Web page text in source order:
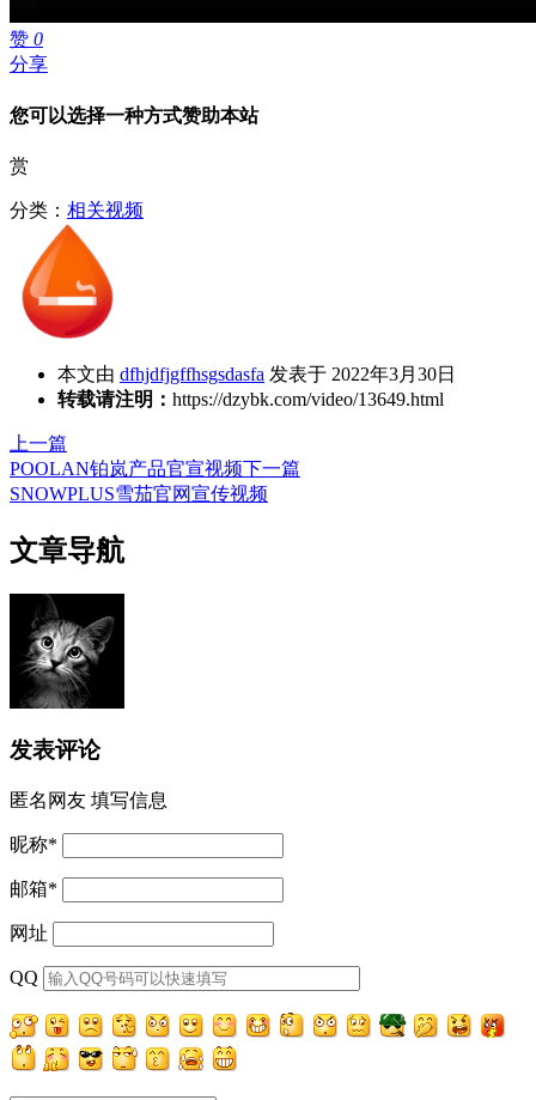
赞 0
分享
您可以选择一种方式赞助本站
赏
分类： 相关视频
本文由 dfhjdfjgffhsgsdasfa 发表于 2022年3月30日
转载请注明： https://dzybk.com/video/13649.html
上一篇
POOLAN铂岚产品官宣视频下一篇
SNOWPLUS雪茄官网宣传视频
文章导航
发表评论
匿名网友 填写信息
昵称*
邮箱*
网址
QQ